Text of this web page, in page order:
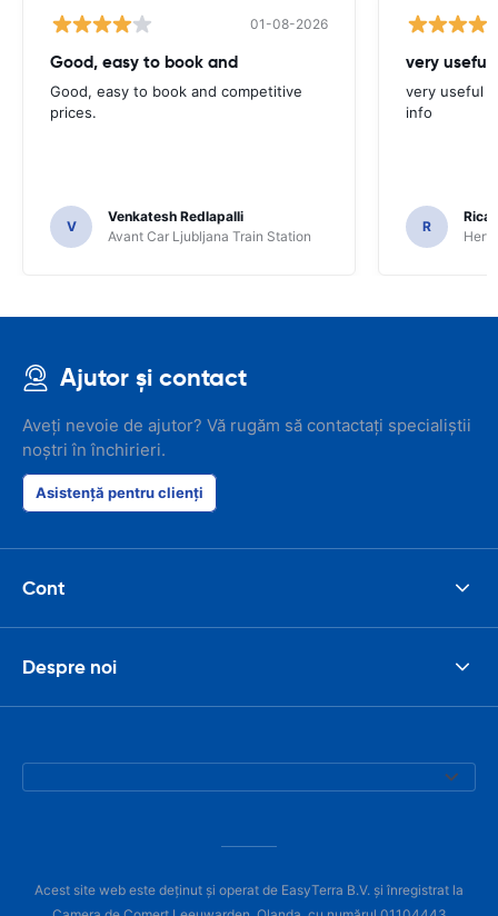
01-08-2026
Good, easy to book and
Good, easy to book and competitive
prices.
V
Venkatesh Redlapalli
Avant Car Ljubljana Train Station
very useful
very useful
info
R
Ajutor și contact
Aveți nevoie de ajutor? Vă rugăm să contactați specialiștii
noștri în închirieri.
Asistență pentru clienți
Cont
Despre noi
Acest site web este deținut și operat de EasyTerra B.V. și înregistrat la